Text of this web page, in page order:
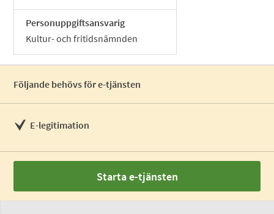
Personuppgiftsansvarig
Kultur- och fritidsnämnden
Följande behövs för e-tjänsten
E-legitimation
Starta e-tjänsten